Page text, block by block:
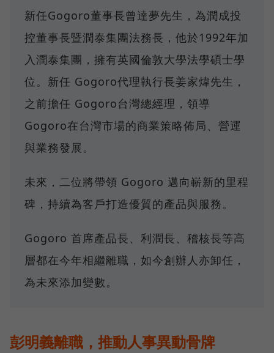
新任Gogoro董事長曾達夢先生，為潤成投
控董事長暨潤泰集團法務長，他於1992年加
入潤泰集團，擁有英國倫敦大學法學碩士學
位。新任 Gogoro代理執行長姜家煒先生，
之前擔任 Gogoro台灣總經理，領導
Gogoro在台灣市場的商業策略佈局、營運
與業務發展。
未來，二位將帶領 Gogoro 邁向嶄新的里程
碑，持續為客戶打造優質的產品與服務。
Gogoro 首席產品長、利潤長、稽核長等高
層都在今年相繼離職，如今創辦人亦卸任，
為未來添加變數。
彭明義離職，推動人事異動骨牌